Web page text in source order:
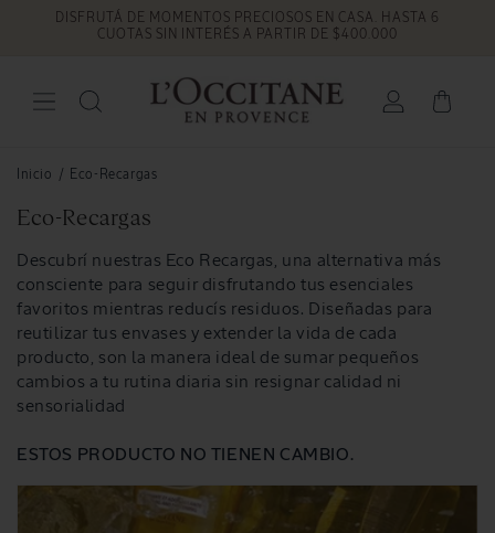
directamente
DISFRUTÁ DE MOMENTOS PRECIOSOS EN CASA. HASTA 6
CUOTAS SIN INTERÉS A PARTIR DE $400.000
sesión
Carrito
Inicio / Eco-Recargas
C
e
c
c
i
ó
n
Eco-Recargas
Descubrí nuestras Eco Recargas, una alternativa más
consciente para seguir disfrutando tus esenciales
favoritos mientras reducís residuos. Diseñadas para
reutilizar tus envases y extender la vida de cada
producto, son la manera ideal de sumar pequeños
cambios a tu rutina diaria sin resignar calidad ni
sensorialidad
ESTOS PRODUCTO NO TIENEN CAMBIO.